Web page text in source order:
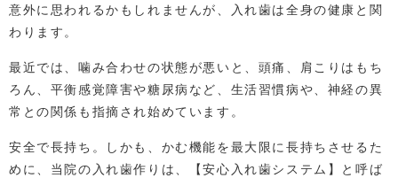
意外に思われるかもしれませんが、入れ歯は全身の健康と関
わります。
最近では、噛み合わせの状態が悪いと、頭痛、肩こりはもち
ろん、平衡感覚障害や糖尿病など、生活習慣病や、神経の異
常との関係も指摘され始めています。
安全で長持ち。しかも、かむ機能を最大限に長持ちさせるた
めに、当院の入れ歯作りは、【安心入れ歯システム】と呼ば